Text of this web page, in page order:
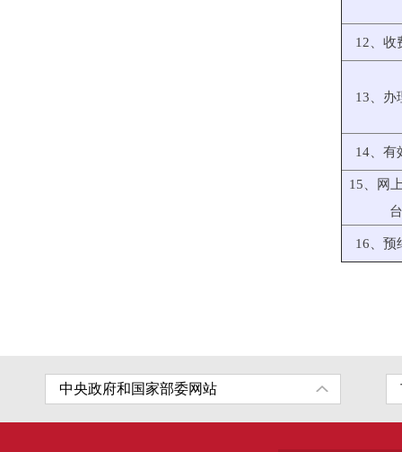
12、收
13、办
14、有
15、网
台
16、预